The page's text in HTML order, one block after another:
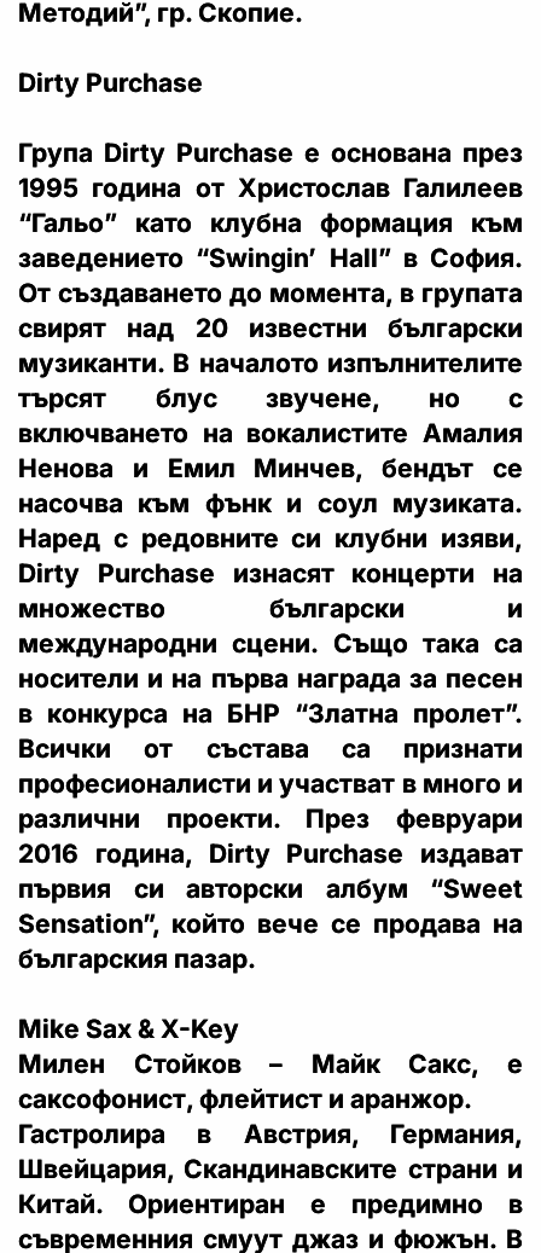
Методий”, гр. Скопие.
Dirty Purchase
Група Dirty Purchase е основана през
1995 година от Христослав Галилеев
“Гальо” като клубна формация към
заведението “Swingin’ Hall” в София.
От създаването до момента, в групата
свирят над 20 известни български
музиканти. В началото изпълнителите
търсят блус звучене, но с
включването на вокалистите Амалия
Ненова и Емил Минчев, бендът се
насочва към фънк и соул музиката.
Наред с редовните си клубни изяви,
Dirty Purchase изнасят концерти на
множество български и
международни сцени. Също така са
носители и на първа награда за песен
в конкурса на БНР “Златна пролет”.
Всички от състава са признати
професионалисти и участват в много и
различни проекти. През февруари
2016 година, Dirty Purchase издават
първия си авторски албум “Sweet
Sensation”, който вече се продава на
българския пазар.
Mike Sax & X-Key
Милен Стойков – Майк Сакс, е
саксофонист, флейтист и аранжор.
Гастролира в Австрия, Германия,
Швейцария, Скандинавските страни и
Китай. Ориентиран е предимно в
съвременния смуут джаз и фюжън. В